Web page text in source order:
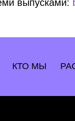
выпусками:
КТО МЫ